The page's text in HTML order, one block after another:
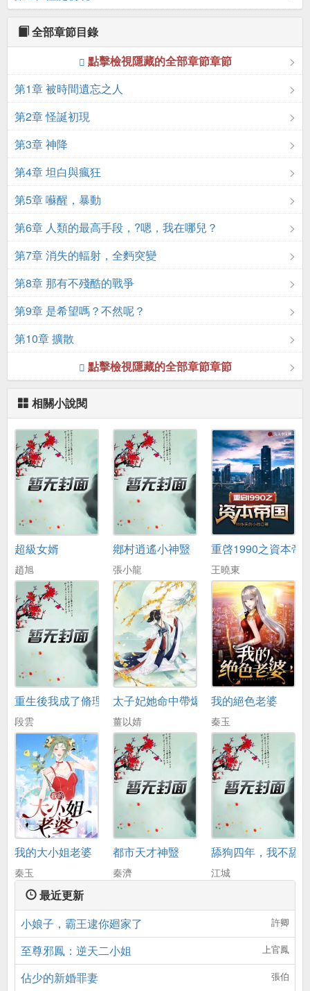
全部章節目錄
點擊檢視隱藏的全部章節章節
第1章 被時間遺忘之人
第2章 怪誕初現
第3章 神降
第4章 坦白與瘋狂
第5章 囌醒，暴動
第6章 人類的最高手段，?嗯，我在哪兒？
第7章 消失的輻射，全麪突變
第8章 那有不殘酷的戰爭
第9章 是希望嗎？不然呢？
第10章 擴散
點擊檢視隱藏的全部章節章節
相關小說閱
超級女婿
趙旭
鄕村逍遙小神毉
張小龍
重啓1990之資本帝
王曉東
重生後我成了脩理工
段雲
太子妃她命中帶爆
薑以婧
我的絕色老婆
秦玉
我的大小姐老婆
秦玉
都市天才神毉
秦濟
舔狗四年，我不舔
江城
最近更新
小娘子，霸王逮你廻家了
許卿
至尊邪鳳：逆天二小姐 上官鳳
佔少的新婚罪妻 張伯